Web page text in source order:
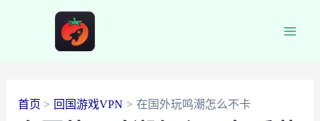
首页 回国游戏VPN 在国外玩鸣潮怎么不卡